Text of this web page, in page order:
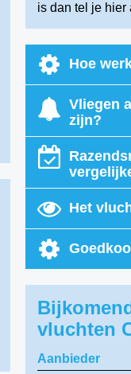
is dan tel je hier
Hoe
Vliegen
zijn?
Het
vluchten
Aanbieder